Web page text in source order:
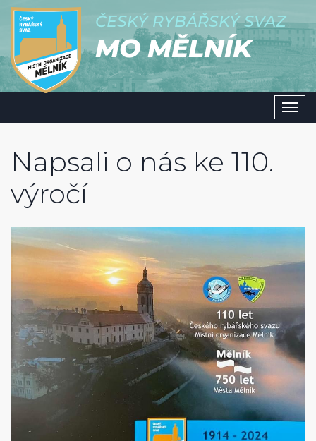
ČESKÝ RYBÁŘSKÝ SVAZ
MO MĚLNÍK
Napsali o nás ke 110.
výročí